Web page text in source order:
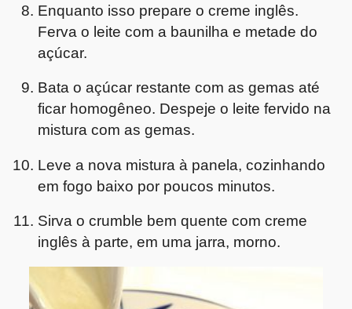
Enquanto isso prepare o creme inglês.
Ferva o leite com a baunilha e metade do
açúcar.
Bata o açúcar restante com as gemas até
ficar homogêneo. Despeje o leite fervido na
mistura com as gemas.
Leve a nova mistura à panela, cozinhando
em fogo baixo por poucos minutos.
Sirva o crumble bem quente com creme
inglês à parte, em uma jarra, morno.